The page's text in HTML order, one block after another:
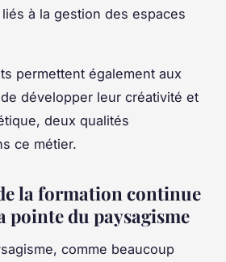
à la gestion des espaces
permettent également aux
développer leur créativité et
deux qualités
ce métier.
la formation continue
pointe du paysagisme
comme beaucoup